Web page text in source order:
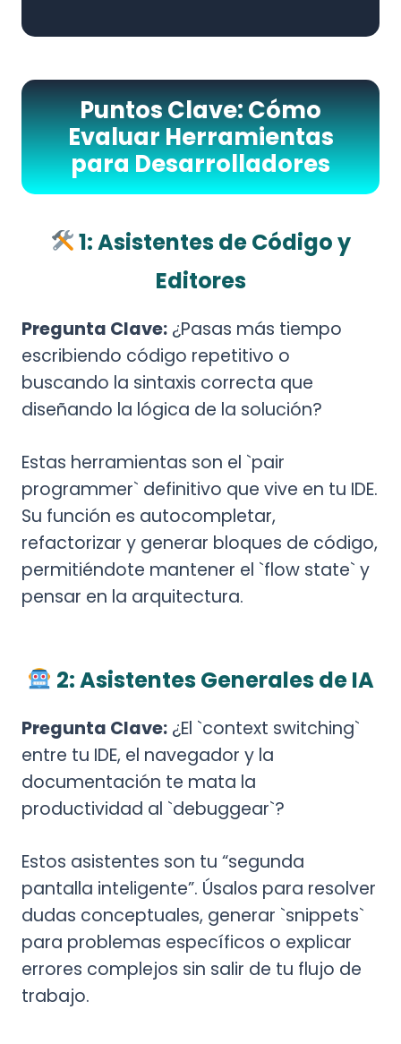
Puntos Clave: Cómo
Evaluar Herramientas
para Desarrolladores
1: Asistentes de Código y
Editores
Pregunta Clave: ¿Pasas más tiempo
escribiendo código repetitivo o
buscando la sintaxis correcta que
diseñando la lógica de la solución?
Estas herramientas son el `pair
programmer` definitivo que vive en tu IDE.
Su función es autocompletar,
refactorizar y generar bloques de código,
permitiéndote mantener el `flow state` y
pensar en la arquitectura.
2: Asistentes Generales de IA
Pregunta Clave: ¿El `context switching`
entre tu IDE, el navegador y la
documentación te mata la
productividad al `debuggear`?
Estos asistentes son tu “segunda
pantalla inteligente”. Úsalos para resolver
dudas conceptuales, generar `snippets`
para problemas específicos o explicar
errores complejos sin salir de tu flujo de
trabajo.